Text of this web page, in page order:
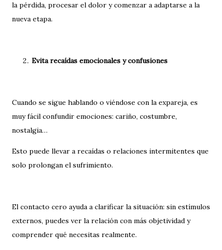
la pérdida, procesar el dolor y comenzar a adaptarse a la
nueva etapa.
Evita recaídas emocionales y confusiones
Cuando se sigue hablando o viéndose con la expareja, es
muy fácil confundir emociones: cariño, costumbre,
nostalgia…
Esto puede llevar a recaídas o relaciones intermitentes que
solo prolongan el sufrimiento.
El contacto cero ayuda a clarificar la situación: sin estímulos
externos, puedes ver la relación con más objetividad y
comprender qué necesitas realmente.